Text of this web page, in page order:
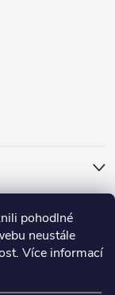
pohodlné
neustále
Více informací